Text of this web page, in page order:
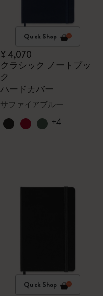
Quick Shop
¥ 4,070
クラシック ノートブッ
ク
ハードカバー
サファイアブルー
+4
Quick Shop